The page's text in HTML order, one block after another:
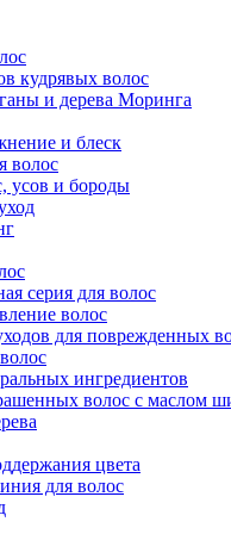
кудрявых волос
и дерева Моринга
и блеск
волос
усов и бороды
серия для волос
волос
для поврежденных
ингредиентов
волос с маслом
цвета
для волос